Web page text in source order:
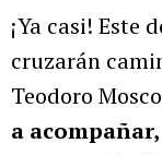
¡Ya casi! Este
cruzarán
Teodoro
a